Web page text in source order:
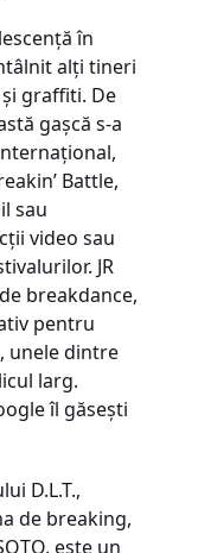
în
alți tineri
graffiti. De
gașcă s-a
Battle,
sau
video sau
JR
breakdance,
pentru
unele dintre
larg.
îl găsești
D.L.T.,
de breaking,
este un